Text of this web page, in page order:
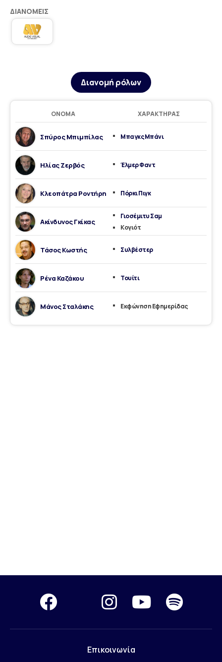
ΔΙΑΝΟΜΕΊΣ
Διανομή ρόλων
ΌΝΟΜΑ ΧΑΡΑΚΤΉΡΑΣ
Σπύρος Μπιμπίλας Μπαγκς Μπάνι
Ηλίας Ζερβός Έλμερ Φαντ
Κλεοπάτρα Ροντήρη Πόρκι Πιγκ
Ακίνδυνος Γκίκας
Γιοσέμιτυ Σαμ
Κογιότ
Τάσος Κωστής Συλβέστερ
Ρένα Καζάκου Τουίτι
Μάνος Σταλάκης Εκφώνηση Εφημερίδας
Επικοινωνία